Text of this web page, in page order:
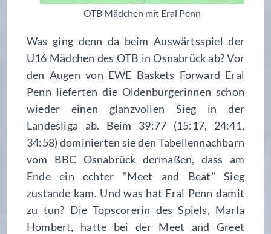
OTB Mädchen mit Eral Penn
Was ging denn da beim Auswärtsspiel der
U16 Mädchen des OTB in Osnabrück ab? Vor
den Augen von EWE Baskets Forward Eral
Penn lieferten die Oldenburgerinnen schon
wieder einen glanzvollen Sieg in der
Landesliga ab. Beim 39:77 (15:17, 24:41,
34:58) dominierten sie den Tabellennachbarn
vom BBC Osnabrück dermaßen, dass am
Ende ein echter "Meet and Beat" Sieg
zustande kam. Und was hat Eral Penn damit
zu tun? Die Topscorerin des Spiels, Marla
Hombert, hatte bei der Meet and Greet